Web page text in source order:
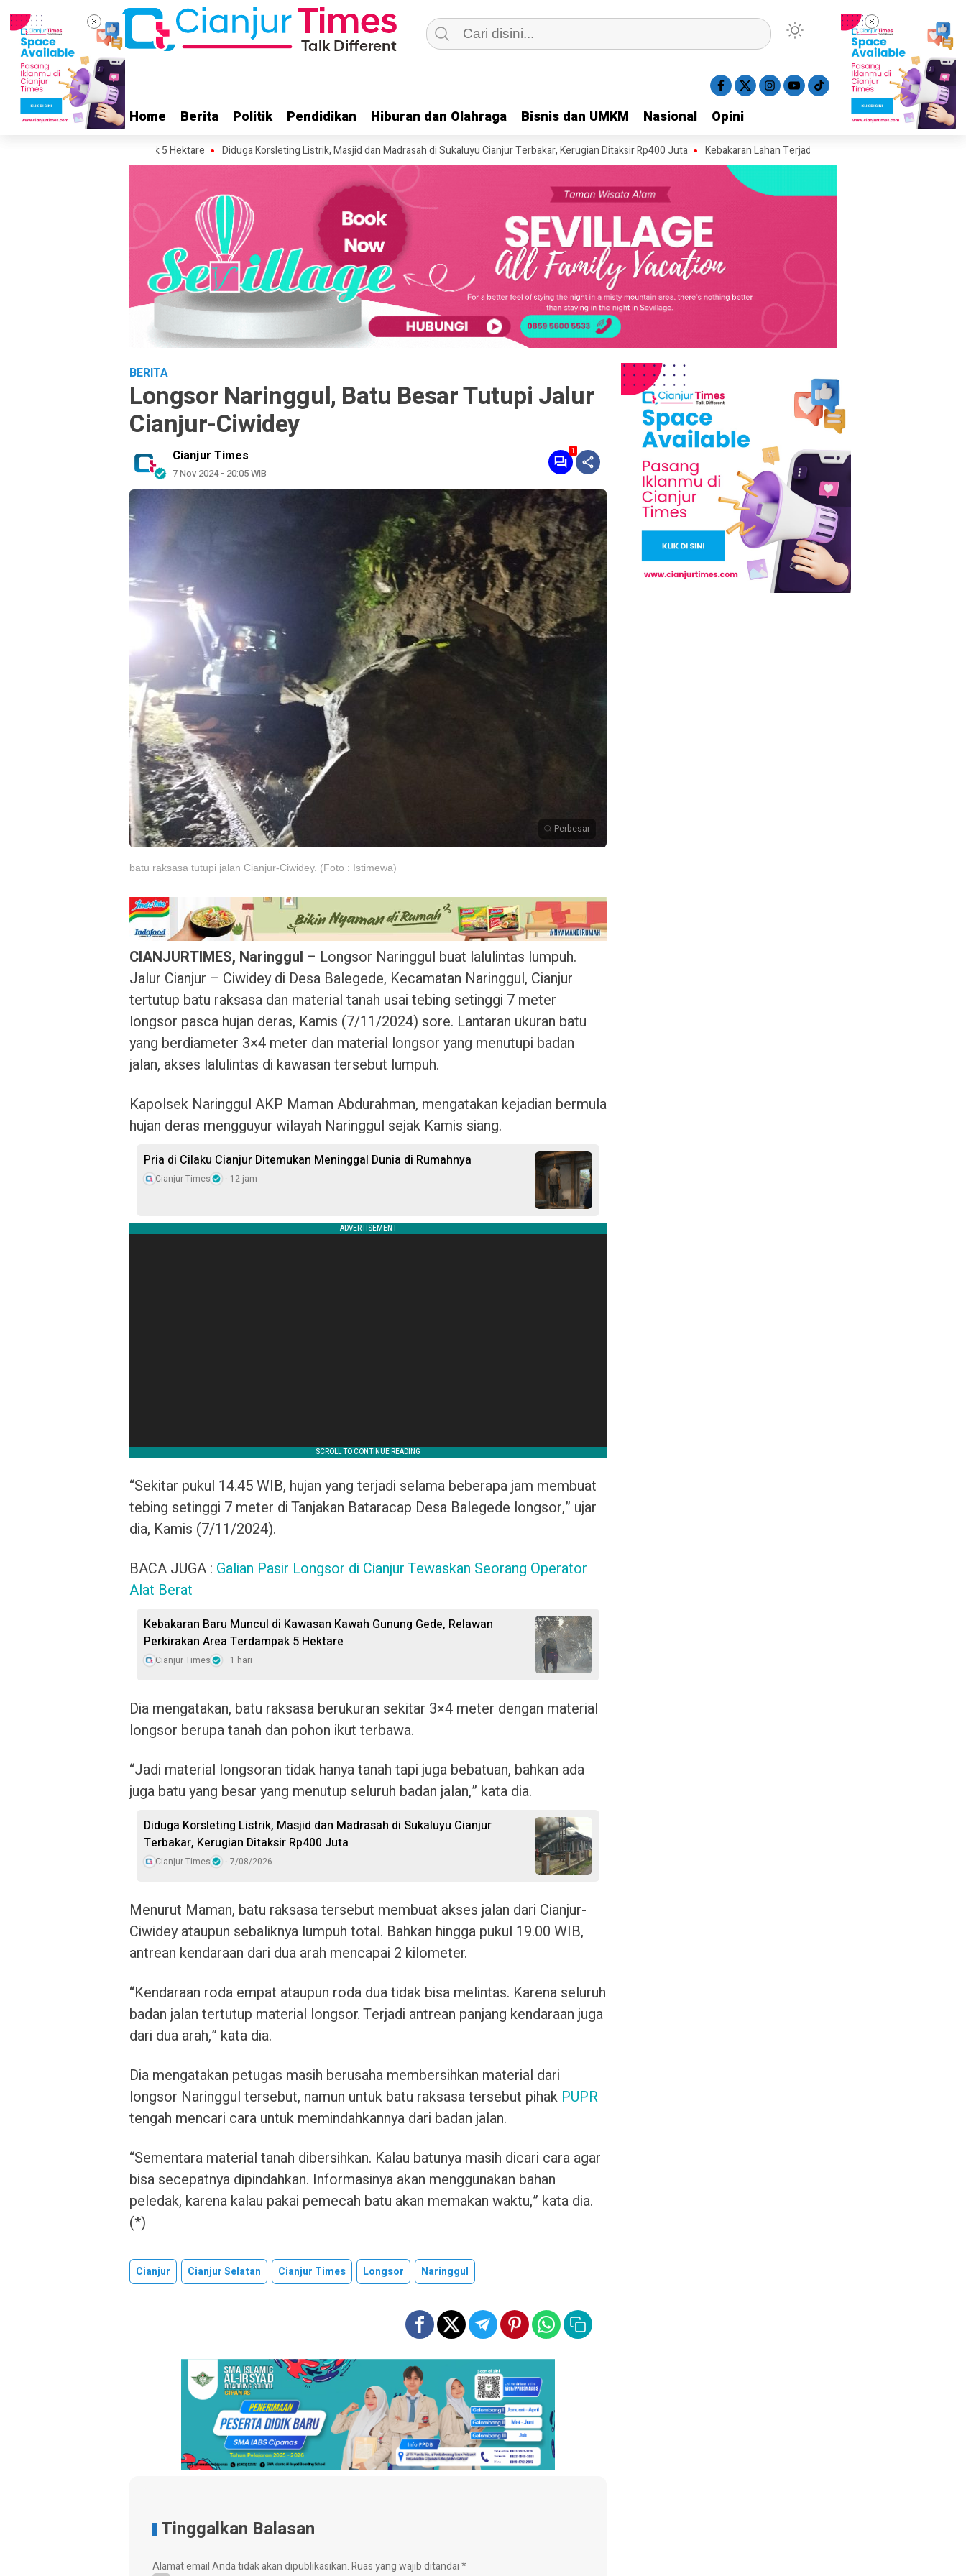
Home Berita Politik Pendidikan Hiburan dan Olahraga Bisnis dan UMKM Nasional Opini
Home Berita Politik Pendidikan Hiburan dan Olahraga Bisnis dan UMKM Nasional Opini
Area Terdampak 5 Hektare Diduga Korsleting Listrik, Masjid dan Madrasah di Sukaluyu Cianjur Terbakar, Kerugian Ditaksir Rp400 Juta Kebakaran Lahan Terjadi di Kawasan Alun-alun Suryakancana
BERITA
Longsor Naringgul, Batu Besar Tutupi Jalur
Cianjur-Ciwidey
Cianjur Times
7 Nov 2024 - 20:05 WIB
1
Perbesar
batu raksasa tutupi jalan Cianjur-Ciwidey. (Foto : Istimewa)
CIANJURTIMES, Naringgul – Longsor Naringgul buat lalulintas lumpuh.
Jalur Cianjur – Ciwidey di Desa Balegede, Kecamatan Naringgul, Cianjur
tertutup batu raksasa dan material tanah usai tebing setinggi 7 meter
longsor pasca hujan deras, Kamis (7/11/2024) sore. Lantaran ukuran batu
yang berdiameter 3×4 meter dan material longsor yang menutupi badan
jalan, akses lalulintas di kawasan tersebut lumpuh.
Kapolsek Naringgul AKP Maman Abdurahman, mengatakan kejadian bermula
hujan deras mengguyur wilayah Naringgul sejak Kamis siang.
Pria di Cilaku Cianjur Ditemukan Meninggal Dunia di Rumahnya
Cianjur Times 12 jam
“Sekitar pukul 14.45 WIB, hujan yang terjadi selama beberapa jam membuat
tebing setinggi 7 meter di Tanjakan Bataracap Desa Balegede longsor,” ujar
dia, Kamis (7/11/2024).
BACA JUGA : Galian Pasir Longsor di Cianjur Tewaskan Seorang Operator
Alat Berat
Kebakaran Baru Muncul di Kawasan Kawah Gunung Gede, Relawan
Perkirakan Area Terdampak 5 Hektare
Cianjur Times 1 hari
Dia mengatakan, batu raksasa berukuran sekitar 3×4 meter dengan material
longsor berupa tanah dan pohon ikut terbawa.
“Jadi material longsoran tidak hanya tanah tapi juga bebatuan, bahkan ada
juga batu yang besar yang menutup seluruh badan jalan,” kata dia.
Diduga Korsleting Listrik, Masjid dan Madrasah di Sukaluyu Cianjur
Terbakar, Kerugian Ditaksir Rp400 Juta
Cianjur Times 7/08/2026
Menurut Maman, batu raksasa tersebut membuat akses jalan dari Cianjur-
Ciwidey ataupun sebaliknya lumpuh total. Bahkan hingga pukul 19.00 WIB,
antrean kendaraan dari dua arah mencapai 2 kilometer.
“Kendaraan roda empat ataupun roda dua tidak bisa melintas. Karena seluruh
badan jalan tertutup material longsor. Terjadi antrean panjang kendaraan juga
dari dua arah,” kata dia.
Dia mengatakan petugas masih berusaha membersihkan material dari
longsor Naringgul tersebut, namun untuk batu raksasa tersebut pihak PUPR
tengah mencari cara untuk memindahkannya dari badan jalan.
“Sementara material tanah dibersihkan. Kalau batunya masih dicari cara agar
bisa secepatnya dipindahkan. Informasinya akan menggunakan bahan
peledak, karena kalau pakai pemecah batu akan memakan waktu,” kata dia.
(*)
Cianjur Cianjur Selatan Cianjur Times Longsor Naringgul
Tinggalkan Balasan
Alamat email Anda tidak akan dipublikasikan.Ruas yang wajib ditandai*